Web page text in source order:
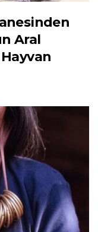
Aral